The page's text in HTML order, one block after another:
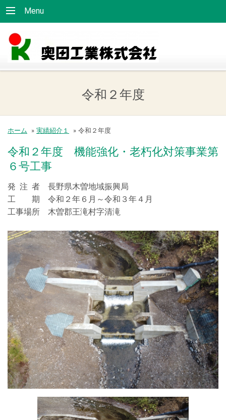
Menu
令和２年度
ホーム » 実績紹介１ » 令和２年度
令和２年度 機能強化・老朽化対策事業第
６号工事
発 注 者 長野県木曽地域振興局
工 期 令和２年６月～令和３年４月
工事場所 木曽郡王滝村字清滝